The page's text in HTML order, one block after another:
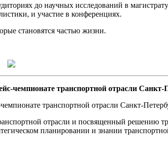
до научных исследований в
и участие в конференциях.
становятся частью жизни.
чемпионате транспортной отрасли Санкт-
транспортной отрасли Санкт-
отрасли и посвященный решению
планировании и знании